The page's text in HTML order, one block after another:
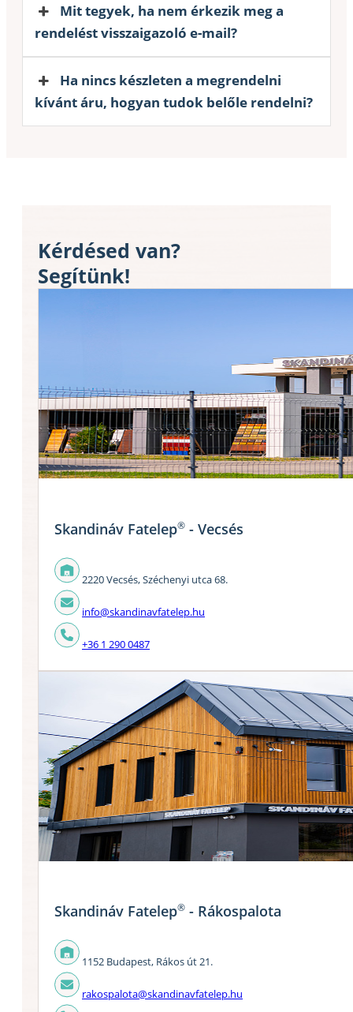
Mit tegyek, ha nem érkezik meg a
rendelést visszaigazoló e-mail?
Ha nincs készleten a megrendelni
kívánt áru, hogyan tudok belőle rendelni?
Kérdésed van?
Segítünk!
Skandináv Fatelep® - Vecsés
2220 Vecsés, Széchenyi utca 68.
info@skandinavfatelep.hu
+36 1 290 0487
Skandináv Fatelep® - Rákospalota
1152 Budapest, Rákos út 21.
rakospalota@skandinavfatelep.hu